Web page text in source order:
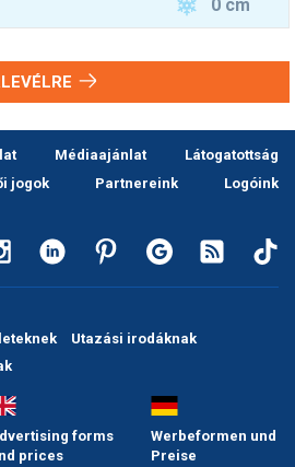
0 cm
Médiaajánlat
Látogatottság
jogok Partnereink
Logóink
Utazási irodáknak
forms
prices
Werbeformen und
Preise